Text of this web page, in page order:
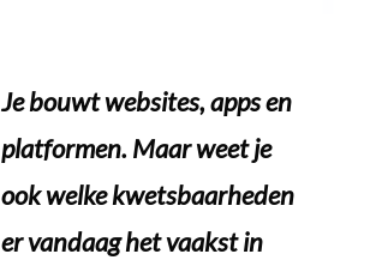
Je bouwt websites, apps en
platformen. Maar weet je
ook welke kwetsbaarheden
er vandaag het vaakst in